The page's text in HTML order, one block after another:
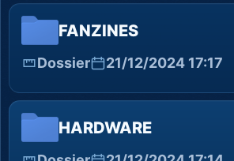
FANZINES
Dossier 21/12/2024 17:17
HARDWARE